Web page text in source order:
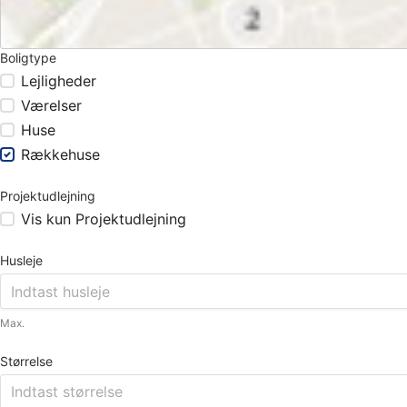
Boligtype
Lejligheder
Værelser
Huse
Rækkehuse
Projektudlejning
Vis kun Projektudlejning
Husleje
Max.
Størrelse